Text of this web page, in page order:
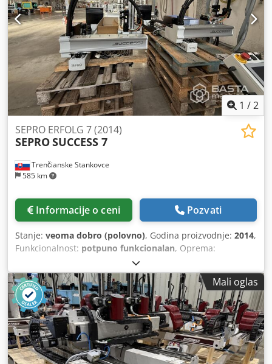
1 /2
Trenčianske Stankovce
585 km
SEPRO ERFOLG 7 (2014)
SEPROSUCCESS 7
Informacije o ceni Pozvati
Stanje: veoma dobro (polovno), Godina proizvodnje: 2014,
Funkcionalnost: potpuno funkcionalan, Oprema:
, Sepro SR SUCCESS 7 S3 Crodpex
Eighsfx Amvsf Broj osa: 3 Domet: 1000 mm Nosivost: 3 kg
Mali oglas